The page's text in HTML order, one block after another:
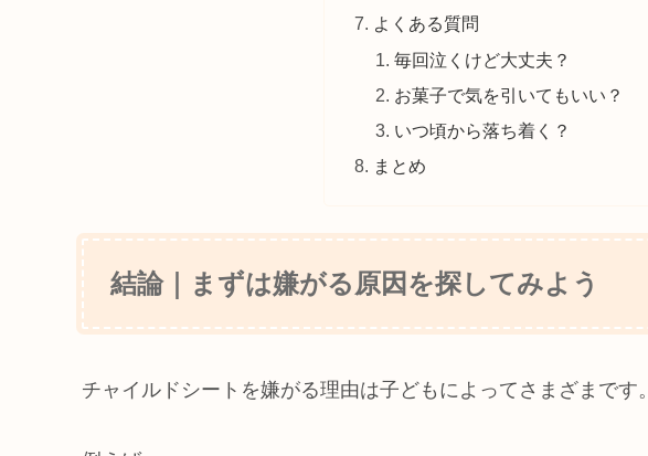
よくある質問
毎回泣くけど大丈夫？
お菓子で気を引いてもいい？
いつ頃から落ち着く？
まとめ
結論｜まずは嫌がる原因を探してみよう
チャイルドシートを嫌がる理由は子どもによってさまざまです。